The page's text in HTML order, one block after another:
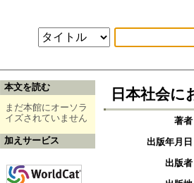
本文を読む
まだ本館にオーソラ
イズされていません
加えサービス
日本社会に
著者
出版年月日
出版者